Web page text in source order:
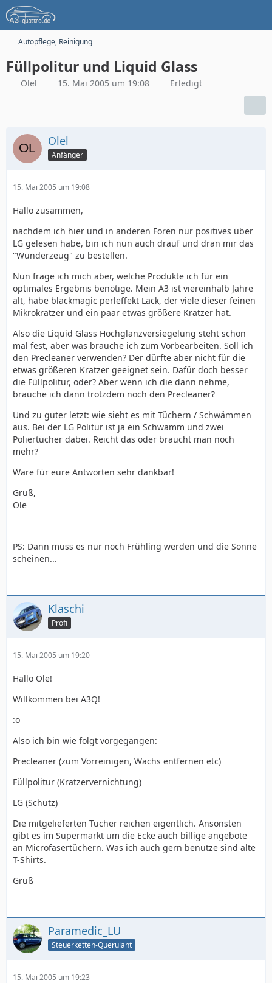
Autopflege, Reinigung
Füllpolitur und Liquid Glass
Olel 15. Mai 2005 um 19:08 Erledigt
Olel
Anfänger
15. Mai 2005 um 19:08
Hallo zusammen,
nachdem ich hier und in anderen Foren nur positives über
LG gelesen habe, bin ich nun auch drauf und dran mir das
"Wunderzeug" zu bestellen.
Nun frage ich mich aber, welche Produkte ich für ein
optimales Ergebnis benötige. Mein A3 ist viereinhalb Jahre
alt, habe blackmagic perleffekt Lack, der viele dieser feinen
Mikrokratzer und ein paar etwas größere Kratzer hat.
Also die Liquid Glass Hochglanzversiegelung steht schon
mal fest, aber was brauche ich zum Vorbearbeiten. Soll ich
den Precleaner verwenden? Der dürfte aber nicht für die
etwas größeren Kratzer geeignet sein. Dafür doch besser
die Füllpolitur, oder? Aber wenn ich die dann nehme,
brauche ich dann trotzdem noch den Precleaner?
Und zu guter letzt: wie sieht es mit Tüchern / Schwämmen
aus. Bei der LG Politur ist ja ein Schwamm und zwei
Poliertücher dabei. Reicht das oder braucht man noch
mehr?
Wäre für eure Antworten sehr dankbar!
Gruß,
Ole
PS: Dann muss es nur noch Frühling werden und die Sonne
scheinen...
Klaschi
Profi
15. Mai 2005 um 19:20
Hallo Ole!
Willkommen bei A3Q!
:o
Also ich bin wie folgt vorgegangen:
Precleaner (zum Vorreinigen, Wachs entfernen etc)
Füllpolitur (Kratzervernichtung)
LG (Schutz)
Die mitgelieferten Tücher reichen eigentlich. Ansonsten
gibt es im Supermarkt um die Ecke auch billige angebote
an Microfasertüchern. Was ich auch gern benutze sind alte
T-Shirts.
Gruß
Paramedic_LU
Steuerketten-Querulant
15. Mai 2005 um 19:23